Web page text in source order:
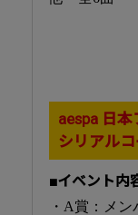
aespa 日本
シリアル
■イベント内
・A賞：メ